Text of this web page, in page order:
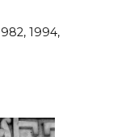
1994,